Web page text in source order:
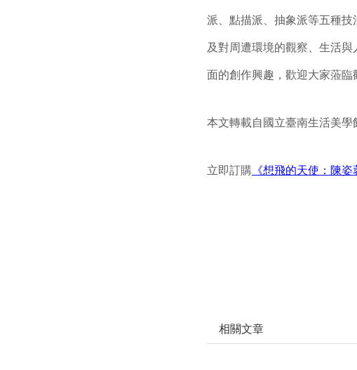
派、點描派、抽象派等五種
及對周遭環境的觀察、生活
面的創作興趣，歡迎大家蒞臨
本文轉載自國立臺南生活美學
立即訂購 《想飛的天使：陳姿
相關文章